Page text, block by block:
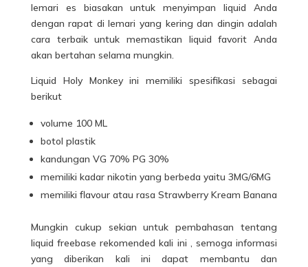
lemari es biasakan untuk menyimpan liquid Anda
dengan rapat di lemari yang kering dan dingin adalah
cara terbaik untuk memastikan liquid favorit Anda
akan bertahan selama mungkin.
Liquid Holy Monkey ini memiliki spesifikasi sebagai
berikut
volume 100 ML
botol plastik
kandungan VG 70% PG 30%
memiliki kadar nikotin yang berbeda yaitu 3MG/6MG
memiliki flavour atau rasa Strawberry Kream Banana
Mungkin cukup sekian untuk pembahasan tentang
liquid freebase rekomended kali ini , semoga informasi
yang diberikan kali ini dapat membantu dan